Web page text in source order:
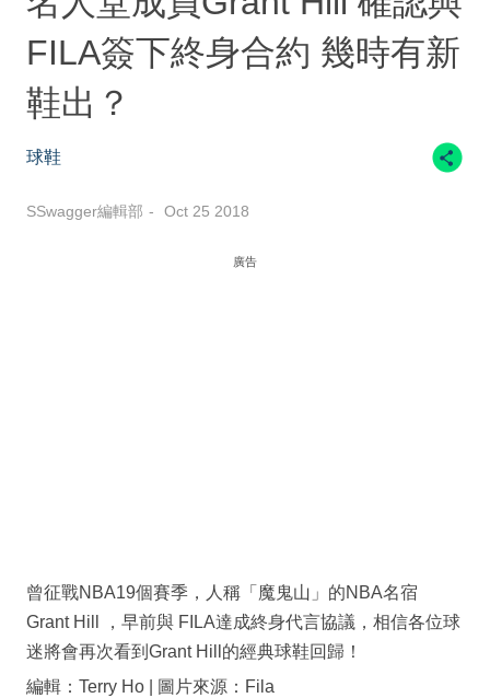
FILA簽下終身合約 幾時有新
鞋出？
球鞋
SSwagger編輯部 Oct 25 2018
廣告
曾征戰NBA19個賽季，人稱「魔鬼山」的NBA名宿
Grant Hill ，早前與 FILA達成終身代言協議，相信各位球
迷將會再次看到Grant Hill的經典球鞋回歸！
編輯：Terry Ho | 圖片來源：Fila